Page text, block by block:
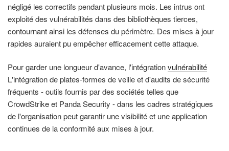
négligé les correctifs pendant plusieurs mois. Les intrus ont
exploité des vulnérabilités dans des bibliothèques tierces,
contournant ainsi les défenses du périmètre. Des mises à jour
rapides auraient pu empêcher efficacement cette attaque.
Pour garder une longueur d'avance, l'intégrationvulnérabilité
L'intégration de plates-formes de veille et d'audits de sécurité
fréquents - outils fournis par des sociétés telles que
CrowdStrike et Panda Security - dans les cadres stratégiques
de l'organisation peut garantir une visibilité et une application
continues de la conformité aux mises à jour.